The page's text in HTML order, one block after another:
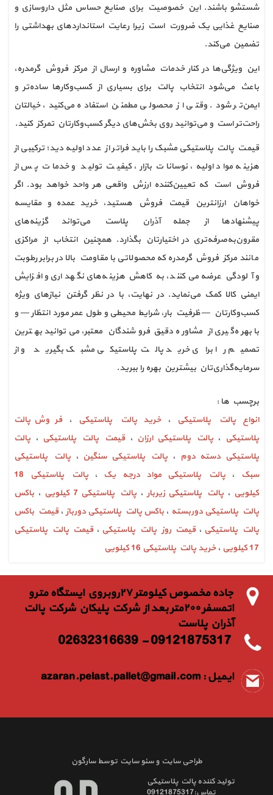
شستشو باشند. این خصوصیت برای صنایع حساس مثل داروسازی و
صنایع غذایی یک ضرورت است زیرا رعایت استانداردهای بهداشتی را
تضمین می‌کند.
این ویژگی‌ها در کنار خدمات مشاوره و ارسال از مرکز فروش گرمدره،
باعث می‌شود انتخاب پالت برای بسیاری از کسب‌وکارها ساده‌تر و
ایمن‌تر شود. وقتی از محصولی مطمئن استفاده می‌کنید، خیالتان
راحت‌تر است و می‌توانید روی بخش‌های دیگر کسب‌وکارتان تمرکز کنید.
قیمت پالت پلاستیکی مشبک را باید فراتر از عدد اولیه دید؛ ترکیبی از
هزینه مواد اولیه، نوسانات بازار، کیفیت تولید و خدمات پس از
فروش است که تعیین‌کننده ارزش واقعی هر واحد خواهد بود. اگر
خواهان ارزانترین قیمت فروش هستید، خرید عمده و مقایسه
پیشنهادها از جمله آذران پلاست می‌تواند گزینه‌های
مقرون‌به‌صرفه‌تری در اختیارتان بگذارد. همچنین انتخاب از مراکزی
مانند مرکز فروش گرمدره که محصولاتی با مقاومت بالا در برابر رطوبت
و آلودگی عرضه می‌کنند، به کاهش هزینه‌های نگهداری و افزایش
ایمنی کالا کمک می‌نماید. در نهایت، با در نظر گرفتن نیازهای ویژه
کسب‌وکارتان — ظرفیت بار، شرایط محیطی و طول عمر مورد انتظار — و
با بهره‌گیری از مشاوره دقیق فروشندگان معتبر، می‌توانید بهترین
تصمیم را برای خرید پالت پلاستیکی مشبک بگیرید و از
سرمایه‌گذاری‌تان بیشترین بهره را ببرید.
برچسب ها :
انواع پالت پلاستیکی ،خرید پالت پلاستیکی ، فروش پالت
پلاستیکی ، پالت پلاستیکی ارزان ، قیمت پالت پلاستیکی ، پالت
پلاستیکی دسته دوم ، پالت پلاستیکی سنگین ،پالت پلاستیکی
سبک
، پالت پلاستیکی مواد درجه یک ،
پالت پلاستیکی 18
کیلویی ، پالت پلاستیکی زیربار ، پالت پلاستیکی 7 کیلویی ، باکس
پالت پلاستیکی دوربسته ،باکس پالت پلاستیکی دورباز ،قیمت باکس
پالت پلاستیکی ، قیمت روز پالت پلاستیکی ، قیمت پالت پلاستیکی
17 کیلویی
،خرید پالت پلاستیکی 16 کیلویی
جاده مخصوص كيلومتر ٢٧روبروي ايستگاه مترو
اتمسفر ٢٠٠متر بعد از شركت پليكان شركت پالت
آذران پلاست
09121875317 - 02632316639
ایمیل : azaran.pelast.pallet@gmail.com
طراحی سایتو سئو سایتتوسط سارگون
تولید کننده پالت پلاستیکی
تماس:09121875317